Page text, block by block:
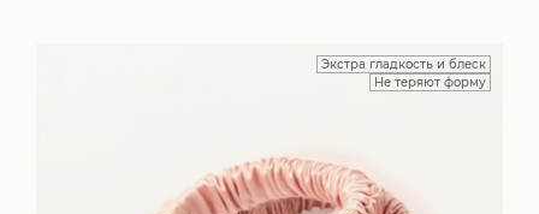
Экстра гладкость и блеск
Не теряют форму